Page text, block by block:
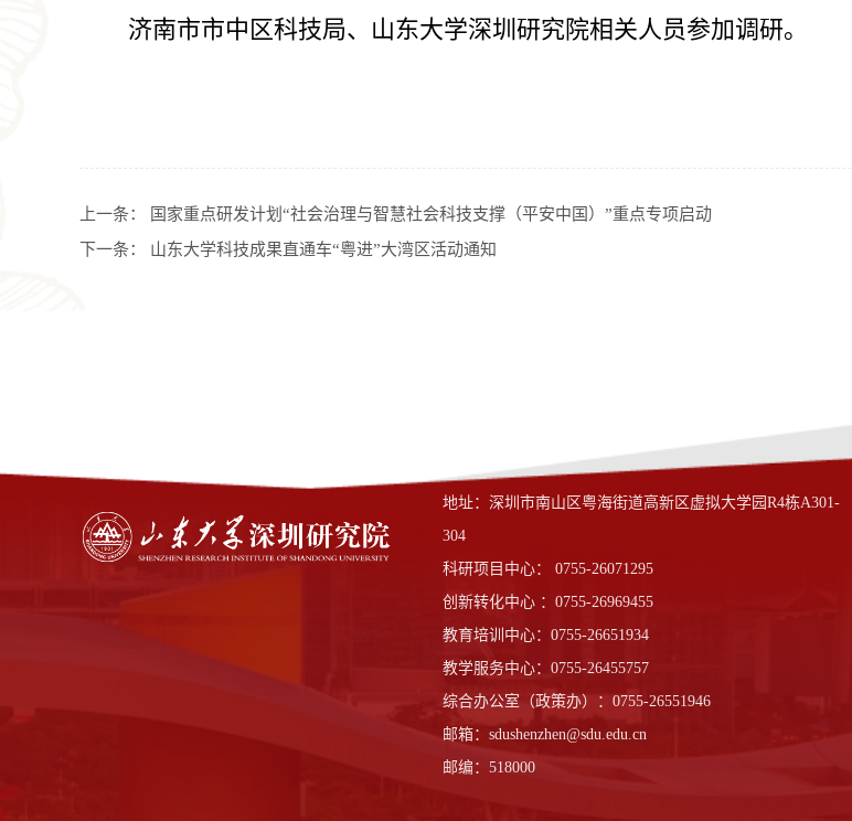
济南市市中区科技局、山东大学深圳研究院相关人员参加调研。
上一条：
国家重点研发计划“社会治理与智慧社会科技支撑（平安中国）”重点专项启动
下一条： 山东大学科技成果直通车“粤进”大湾区活动通知
地址：深圳市南山区粤海街道高新区虚拟大学园R4栋A301-
304
科研项目中心： 0755-26071295
创新转化中心 ：0755-26969455
教育培训中心：0755-26651934
教学服务中心：0755-26455757
综合办公室（政策办）：0755-26551946
邮箱：sdushenzhen@sdu.edu.cn
邮编：518000